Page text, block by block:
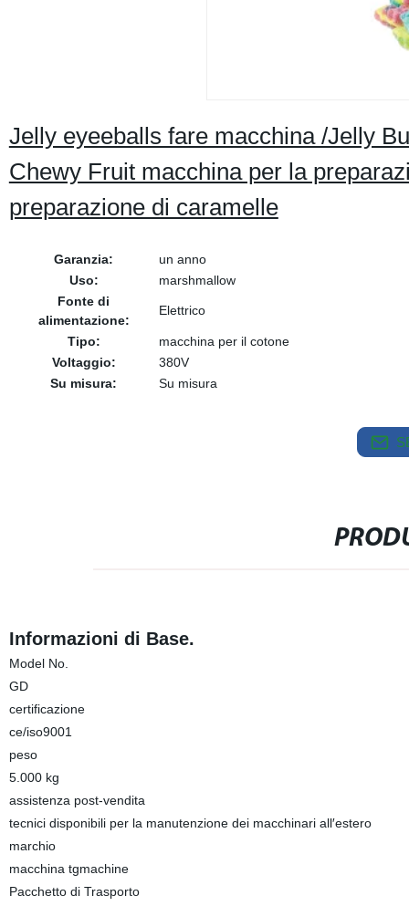
Jelly eyeeballs fare macchina /Jelly
Chewy Fruit macchina per la
preparazione di caramelle
Garanzia:
un anno
Uso:
marshmallow
Fonte di
alimentazione:
Elettrico
Tipo:
macchina per il cotone
Voltaggio:
380V
Su misura:
Su misura
Informazioni di Base.
Model No.
GD
certificazione
ce/iso9001
peso
5.000 kg
assistenza post-vendita
tecnici disponibili per la manutenzione dei macchinari all′estero
marchio
macchina tgmachine
Pacchetto di Trasporto